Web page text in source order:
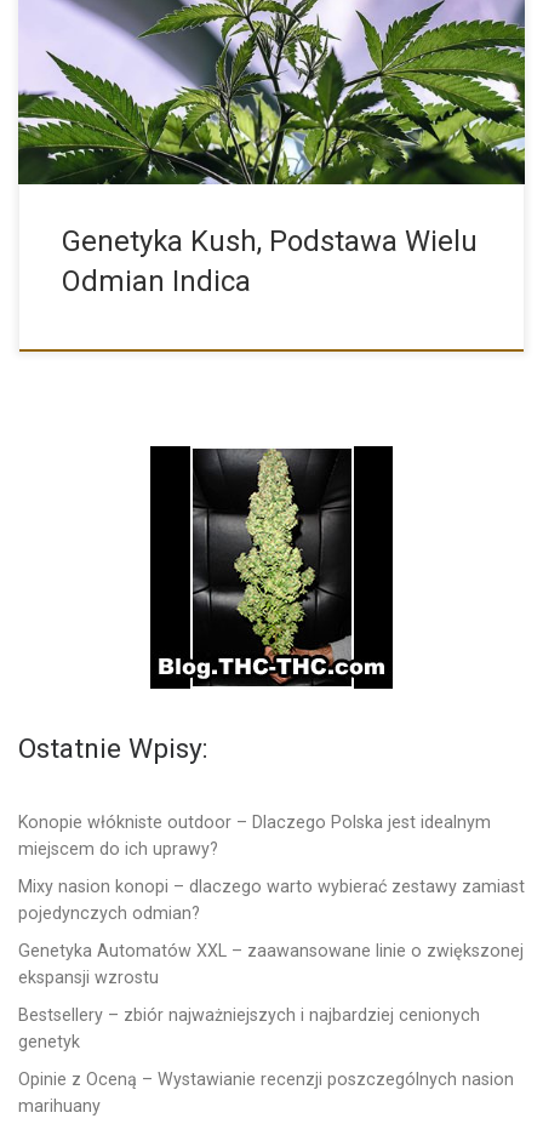
Kush to lokalna indica, która dała początek wielu szeroko
stosowanym […]
Genetyka Kush, Podstawa Wielu
Odmian Indica
Ostatnie Wpisy:
Konopie włókniste outdoor – Dlaczego Polska jest idealnym
miejscem do ich uprawy?
Mixy nasion konopi – dlaczego warto wybierać zestawy zamiast
pojedynczych odmian?
Genetyka Automatów XXL – zaawansowane linie o zwiększonej
ekspansji wzrostu
Bestsellery – zbiór najważniejszych i najbardziej cenionych
genetyk
Opinie z Oceną – Wystawianie recenzji poszczególnych nasion
marihuany